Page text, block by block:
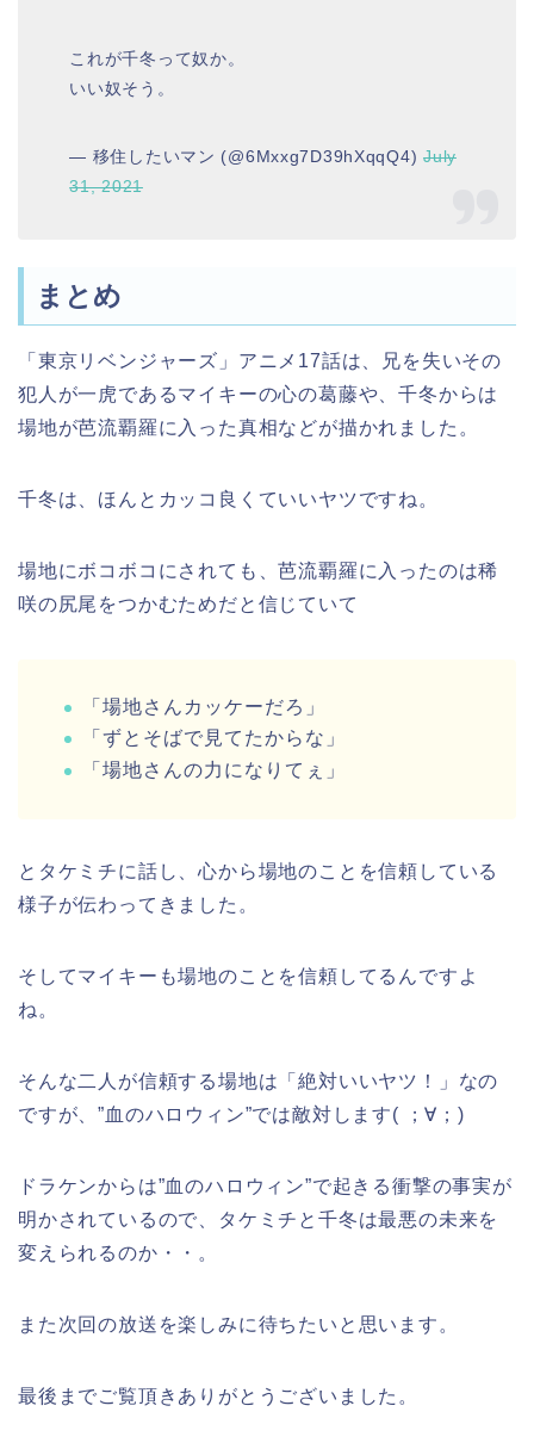
これが千冬って奴か。
いい奴そう。
— 移住したいマン (@6Mxxg7D39hXqqQ4)July
31, 2021
まとめ
「東京リベンジャーズ」アニメ17話は、兄を失いその
犯人が一虎であるマイキーの心の葛藤や、千冬からは
場地が芭流覇羅に入った真相などが描かれました。
千冬は、ほんとカッコ良くていいヤツですね。
場地にボコボコにされても、芭流覇羅に入ったのは稀
咲の尻尾をつかむためだと信じていて
「場地さんカッケーだろ」
「ずとそばで見てたからな」
「場地さんの力になりてぇ」
とタケミチに話し、心から場地のことを信頼している
様子が伝わってきました。
そしてマイキーも場地のことを信頼してるんですよ
ね。
そんな二人が信頼する場地は「絶対いいヤツ！」なの
ですが、”血のハロウィン”では敵対します( ；∀；)
ドラケンからは”血のハロウィン”で起きる衝撃の事実が
明かされているので、タケミチと千冬は最悪の未来を
変えられるのか・・。
また次回の放送を楽しみに待ちたいと思います。
最後までご覧頂きありがとうございました。